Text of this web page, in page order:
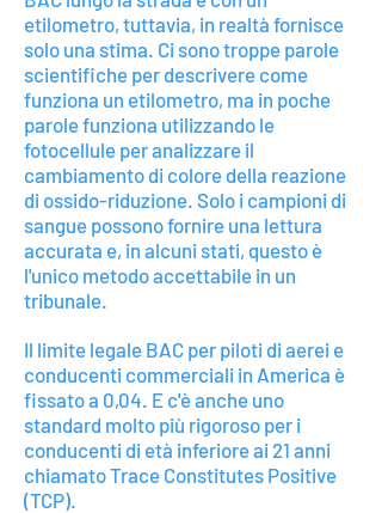
etilometro, tuttavia, in realtà fornisce
solo una stima. Ci sono troppe parole
scientifiche per descrivere come
funziona un etilometro, ma in poche
parole funziona utilizzando le
fotocellule per analizzare il
cambiamento di colore della reazione
di ossido-riduzione. Solo i campioni di
sangue possono fornire una lettura
accurata e, in alcuni stati, questo è
l'unico metodo accettabile in un
tribunale.
Il limite legale BAC per piloti di aerei e
conducenti commerciali in America è
fissato a 0,04. E c'è anche uno
standard molto più rigoroso per i
conducenti di età inferiore ai 21 anni
chiamato Trace Constitutes Positive
(TCP).